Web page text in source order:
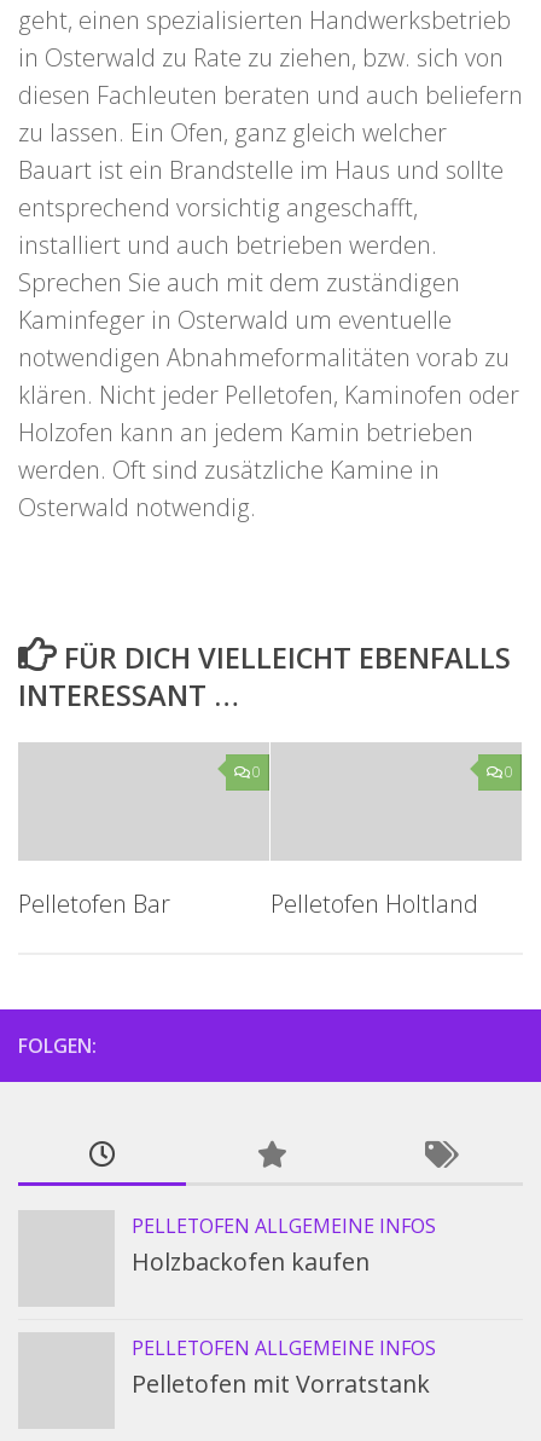
geht, einen spezialisierten Handwerksbetrieb
in Osterwald zu Rate zu ziehen, bzw. sich von
diesen Fachleuten beraten und auch beliefern
zu lassen. Ein Ofen, ganz gleich welcher
Bauart ist ein Brandstelle im Haus und sollte
entsprechend vorsichtig angeschafft,
installiert und auch betrieben werden.
Sprechen Sie auch mit dem zuständigen
Kaminfeger in Osterwald um eventuelle
notwendigen Abnahmeformalitäten vorab zu
klären. Nicht jeder Pelletofen, Kaminofen oder
Holzofen kann an jedem Kamin betrieben
werden. Oft sind zusätzliche Kamine in
Osterwald notwendig.
FÜR DICH VIELLEICHT EBENFALLS
INTERESSANT …
0
Pelletofen Bar
0
Pelletofen Holtland
FOLGEN:
PELLETOFEN ALLGEMEINE INFOS
Holzbackofen kaufen
PELLETOFEN ALLGEMEINE INFOS
Pelletofen mit Vorratstank